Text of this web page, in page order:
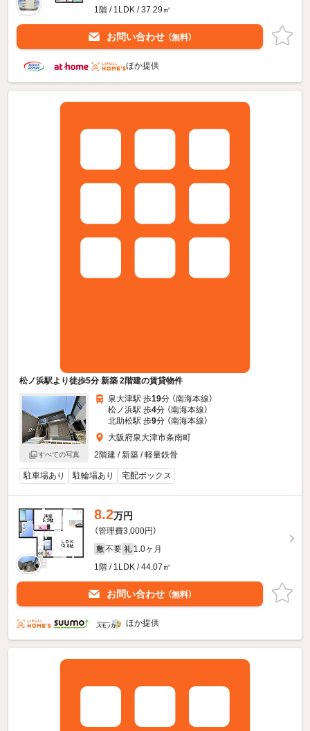
1階 / 1LDK / 37.29㎡
お問い合わせ （無料）
ほか提供
松ノ浜駅より徒歩5分 新築 2階建の賃貸物件
すべての写真
泉大津駅 歩19分 （南海本線）
松ノ浜駅 歩4分 （南海本線）
北助松駅 歩9分 （南海本線）
大阪府泉大津市条南町
2階建 / 新築 / 軽量鉄骨
駐車場あり 駐輪場あり 宅配ボックス
8.2万円
（管理費3,000円）
敷 不要 礼 1.0ヶ月
1階 / 1LDK / 44.07㎡
お問い合わせ （無料）
ほか提供